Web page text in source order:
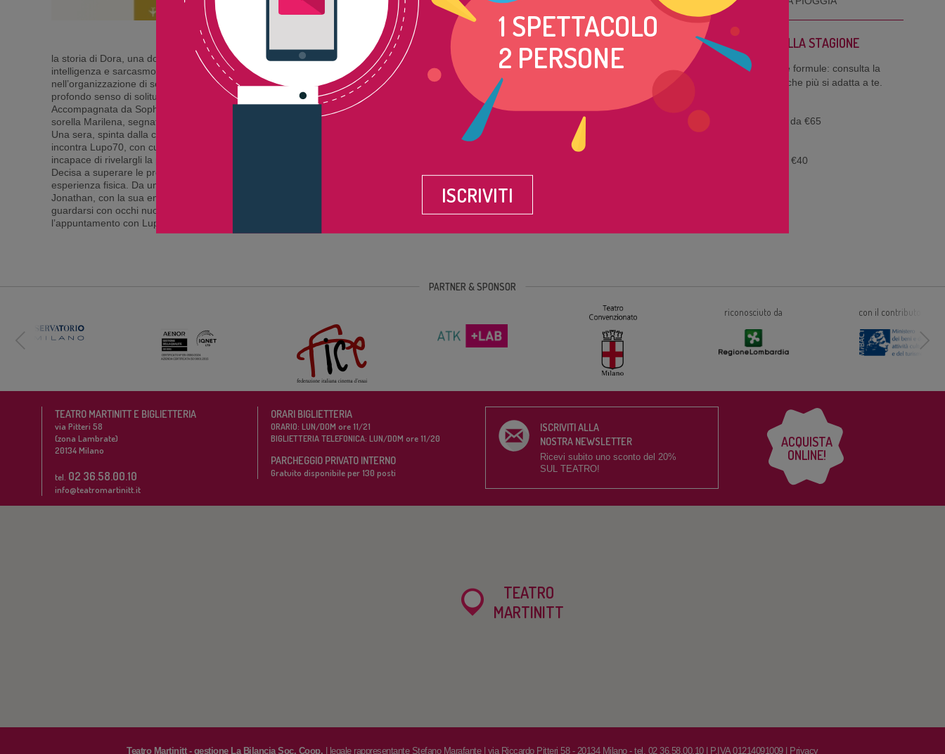
la storia di Dora, una donna di quarant’anni affetta da una malattia degenerativa che affronta le sue progressive limitazioni fisiche con
intelligenza e sarcasmo. La sua è una vita piena di contraddizioni: brillante, laureata in Scienze Politiche, impegnata in università
nell’organizzazione di seminari sui diritti delle donne, Dora è socialmente inserita e circondata da amici, ma dentro di sé nasconde un
profondo senso di solitudine e un desiderio mai espresso.
Accompagnata da Sophia, la sua badante bulgara, presenza materna e ironica, Dora vive un rapporto complesso con la
sorella Marilena, segnato da gelosia e rancore.
Una sera, spinta dalla curiosità e da un bisogno inespresso di contatto, Dora comincia a frequentare una chat erotica. È lì che
incontra Lupo70, con cui nasce un’intensa relazione virtuale. Ma quando lui le propone di vedersi, Dora si rifugia dietro mille scuse,
incapace di rivelargli la propria condizione.
Decisa a superare le proprie paure, Dora si rivolge Jonathan, suo caro amico di fiducia, per affrontare finalmente la sua prima
esperienza fisica. Da un legame inizialmente semplice e amichevole, nasce un rapporto profondo, intimo e sorprendentemente tenero.
Jonathan, con la sua empatia e delicatezza, riuscirà a scalfire il muro di cinismo di Dora, aiutandola a riscoprire la sua femminilità e a
guardarsi con occhi nuovi. Alla fine del loro percorso, sarà proprio lui, con tenerezza e una sottile malinconia, a guidarla verso
l’appuntamento con Lupo70, confermando quanto il loro legame sia profondo e speciale.
ABBONATI ALLA STAGIONE
Abbiamo tante formule: consulta la
tabella e scegli quella che più si adatta a te.
Abbonamenti a partire da €65
Cinecard 10 ingressi a €40
PARTNER & SPONSOR
riconosciuto da con il contributo di
TEATRO MARTINITT E BIGLIETTERIA
via Pitteri 58
(zona Lambrate)
20134Milano
tel. 02 36.58.00.10
info@teatromartinitt.it
ORARI BIGLIETTERIA
ORARIO: LUN/DOM ore 11/21
BIGLIETTERIA TELEFONICA: LUN/DOM ore 11/20
PARCHEGGIO PRIVATO INTERNO
Gratuito disponibile per 130 posti
ISCRIVITI ALLA
NOSTRA NEWSLETTER
Ricevi subito uno sconto del 20%
SUL TEATRO!
ACQUISTA
ONLINE!
TEATRO
MARTINITT
Teatro Martinitt - gestione La Bilancia Soc. Coop. | legale rappresentante Stefano Marafante | via Riccardo Pitteri 58 - 20134 Milano - tel. 02 36.58.00.10 | P.IVA 01214091009 | Privacy
1 SPETTACOLO
2 PERSONE
ISCRIVITI